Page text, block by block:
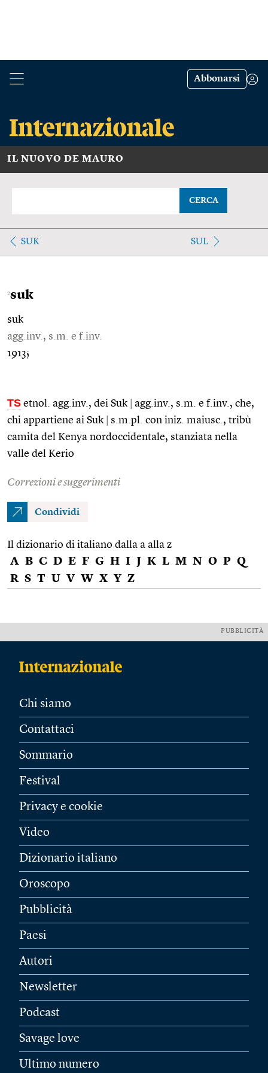
Abbonarsi
IL NUOVO DE MAURO
CERCA
SUK SUL
2suk
suk
agg.inv., s.m. e f.inv.
1913;
TS etnol. agg.inv., dei Suk
agg.inv., s.m. e f.inv., che,
chi appartiene ai Suk
s.m.pl. con iniz. maiusc., tribù
camita del Kenya nordoccidentale, stanziata nella
valle del Kerio
Correzioni e suggerimenti
Condividi
Il dizionario di italiano dalla a alla z
A B C D E F G H I J K L M N O P Q
R S T U V W X Y Z
PUBBLICITÀ
Chi siamo
Contattaci
Sommario
Festival
Privacy e cookie
Video
Dizionario italiano
Oroscopo
Pubblicità
Paesi
Autori
Newsletter
Podcast
Savage love
Ultimo numero